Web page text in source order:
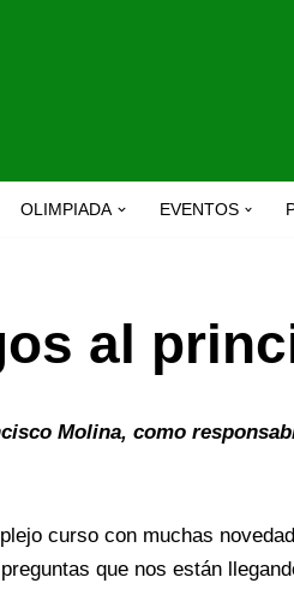
OLIMPIADA EVENTOS
al
Molina, como
curso con muchas
que nos están